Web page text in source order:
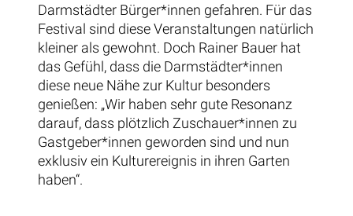
Darmstädter Bürger*innen gefahren. Für das
Festival sind diese Veranstaltungen natürlich
kleiner als gewohnt. Doch Rainer Bauer hat
das Gefühl, dass die Darmstädter*innen
diese neue Nähe zur Kultur besonders
genießen: „Wir haben sehr gute Resonanz
darauf, dass plötzlich Zuschauer*innen zu
Gastgeber*innen geworden sind und nun
exklusiv ein Kulturereignis in ihren Garten
haben“.